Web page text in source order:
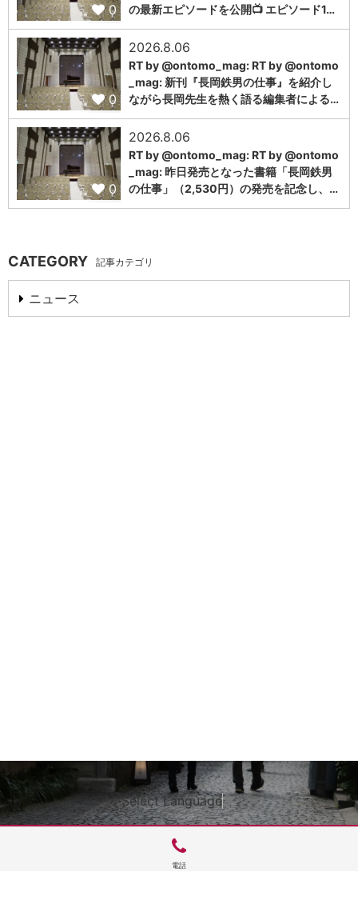
0
の最新エピソードを公開📺 エピソード1…
0
2026.8.06
RT by @ontomo_mag: RT by @ontomo
_mag: 新刊『長岡鉄男の仕事』を紹介し
ながら長岡先生を熱く語る編集者による…
0
2026.8.06
RT by @ontomo_mag: RT by @ontomo
_mag: 昨日発売となった書籍「長岡鉄男
の仕事」（2,530円）の発売を記念し、…
CATEGORY 記事カテゴリ
ニュース
Select Language▼
電話